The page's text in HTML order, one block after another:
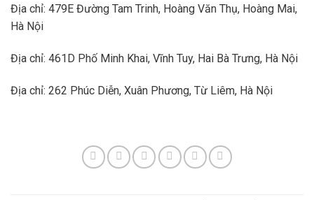
Địa chỉ: 479E Đường Tam Trinh, Hoàng Văn Thụ, Hoàng Mai,
Hà Nội
Địa chỉ: 461D Phố Minh Khai, Vĩnh Tuy, Hai Bà Trưng, Hà Nội
Địa chỉ: 262 Phúc Diễn, Xuân Phương, Từ Liêm, Hà Nội